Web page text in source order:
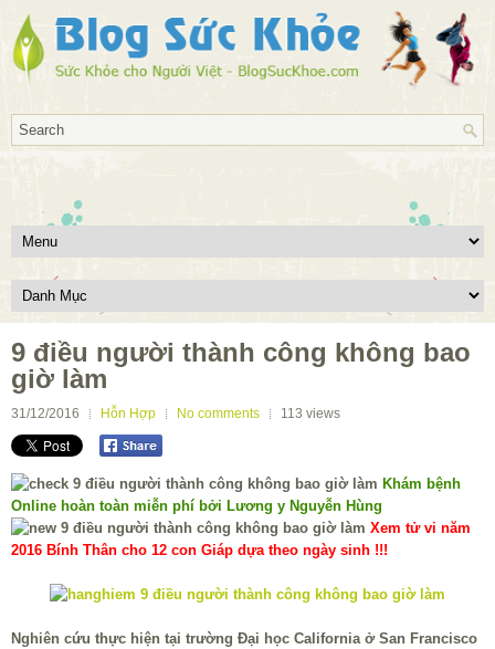
9 điều người thành công không bao
giờ làm
31/12/2016 Hỗn Hợp No comments 113 views
Khám bệnh
Online hoàn toàn miễn phí bởi Lương y Nguyễn Hùng
Xem tử vi năm
2016 Bính Thân cho 12 con Giáp dựa theo ngày sinh !!!
Nghiên cứu thực hiện tại trường Đại học California ở San Francisco